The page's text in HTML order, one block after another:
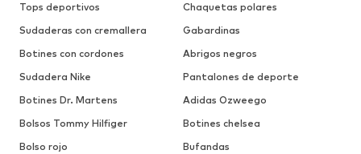
Tops deportivos
Chaquetas polares
Sudaderas con cremallera
Gabardinas
Botines con cordones
Abrigos negros
Sudadera Nike
Pantalones de deporte
Botines Dr. Martens
Adidas Ozweego
Bolsos Tommy Hilfiger
Botines chelsea
Bolso rojo
Bufandas